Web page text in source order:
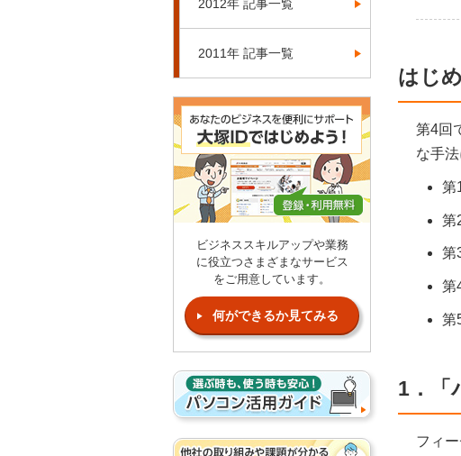
はじ
第4回
な手
第
第
第
第
第
1．「
フィ
2012年 記事一覧
2011年 記事一覧
ビジネススキルアップや業務
に役立つさまざまなサービス
をご用意しています。
何ができるか見てみる